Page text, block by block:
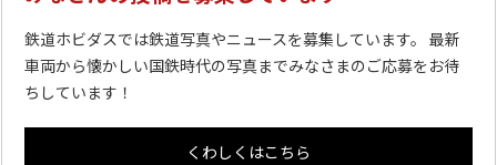
鉄道ホビダスでは鉄道写真やニュースを募集しています。 最新
車両から懐かしい国鉄時代の写真までみなさまのご応募をお待
ちしています！
くわしくはこちら